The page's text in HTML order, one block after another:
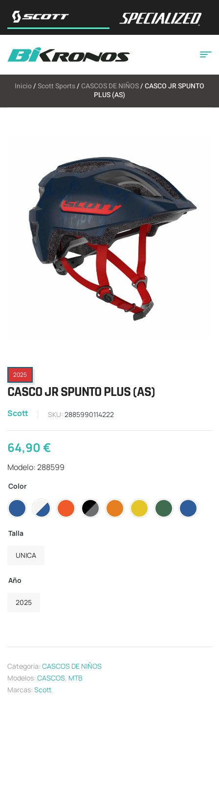
Inicio/Scott Sports/ CASCOS DE NIÑOS/ CASCO JR SPUNTO
PLUS (AS)
2025
CASCO JR SPUNTO PLUS (AS)
Scott SKU: 2885990114222
64,90€
Modelo: 288599
Color
Talla
UNICA
Año
2025
Categoría: CASCOS DE NIÑOS
Modelos: CASCOS, MTB
Marcas: Scott